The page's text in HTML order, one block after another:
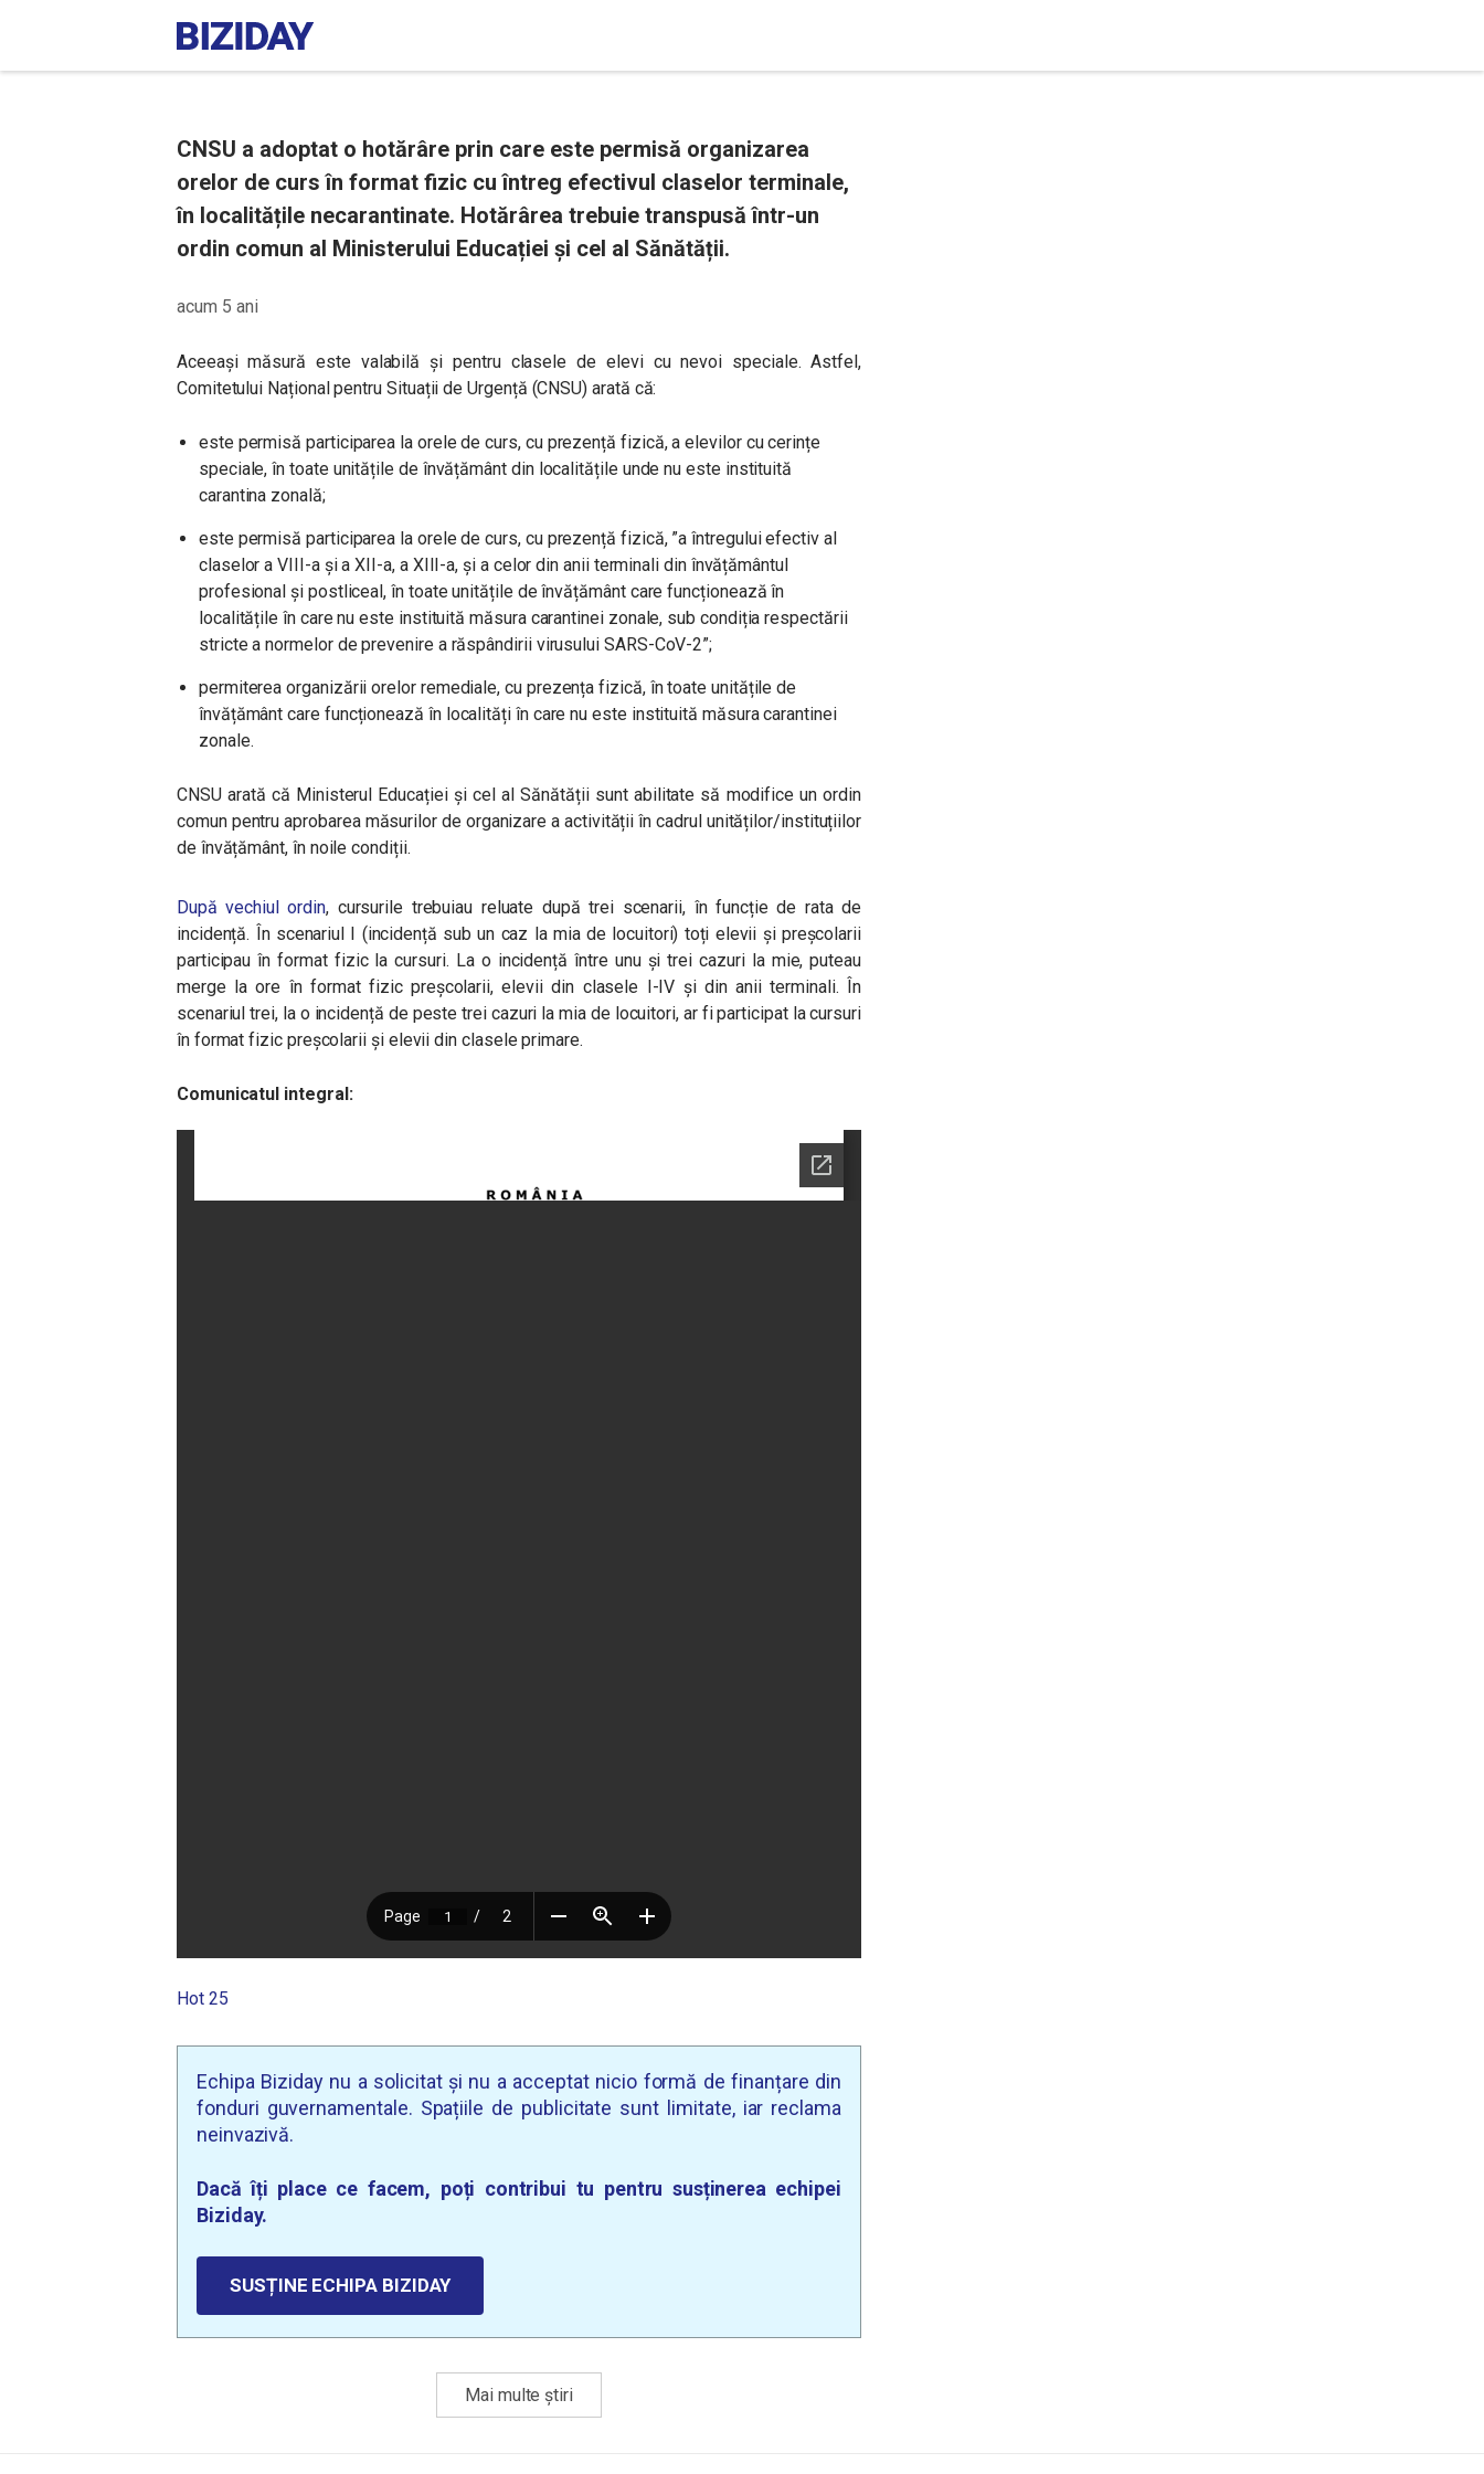
CNSU a adoptat o hotărâre prin care este permisă organizarea
orelor de curs în format fizic cu întreg efectivul claselor terminale,
în localitățile necarantinate. Hotărârea trebuie transpusă într-un
ordin comun al Ministerului Educației și cel al Sănătății.
acum 5 ani
Aceeași măsură este valabilă și pentru clasele de elevi cu nevoi speciale. Astfel,
Comitetului Național pentru Situații de Urgență (CNSU) arată că:
este permisă participarea la orele de curs, cu prezență fizică, a elevilor cu cerințe
speciale, în toate unitățile de învățământ din localitățile unde nu este instituită
carantina zonală;
este permisă participarea la orele de curs, cu prezență fizică, ”a întregului efectiv al
claselor a VIII-a și a XII-a, a XIII-a, și a celor din anii terminali din învățământul
profesional și postliceal, în toate unitățile de învățământ care funcționează în
localitățile în care nu este instituită măsura carantinei zonale, sub condiția respectării
stricte a normelor de prevenire a răspândirii virusului SARS-CoV-2”;
permiterea organizării orelor remediale, cu prezența fizică, în toate unitățile de
învățământ care funcționează în localități în care nu este instituită măsura carantinei
zonale.
CNSU arată că Ministerul Educației și cel al Sănătății sunt abilitate să modifice un ordin
comun pentru aprobareamăsurilor de organizare a activității în cadrul unităților/instituțiilor
de învățământ, în noile condiții.
După vechiul ordin, cursurile trebuiau reluate după trei scenarii, în funcție de rata de
incidență. În scenariul I (incidență sub un caz la mia de locuitori) toți elevii și preșcolarii
participau în format fizic la cursuri. La o incidență între unu și trei cazuri la mie, puteau
merge la ore în format fizic preșcolarii, elevii din clasele I-IV și din anii terminali. În
scenariul trei, la o incidență de peste trei cazuri la mia de locuitori, ar fi participat la cursuri
în format fizic preșcolarii și elevii din clasele primare.
Comunicatul integral:
Hot 25
Echipa Biziday nu a solicitat și nu a acceptat nicio formă de finanțare din
fonduri guvernamentale. Spațiile de publicitate sunt limitate, iar reclama
neinvazivă.
Dacă îți place ce facem, poți contribui tu pentru susținerea echipei
Biziday.
SUSȚINE ECHIPA BIZIDAY
Mai multe știri